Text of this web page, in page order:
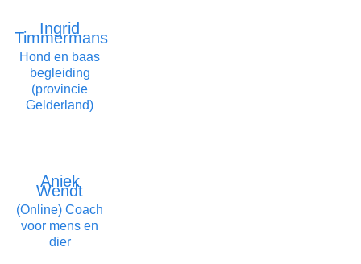
Ingrid
Timmermans
Hond en baas
begleiding
(provincie
Gelderland)
Aniek
Wendt
(Online) Coach
voor mens en
dier